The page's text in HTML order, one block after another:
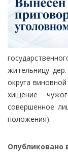
жительницу
округа
хищение
совершенное
положения).
Опубликовано